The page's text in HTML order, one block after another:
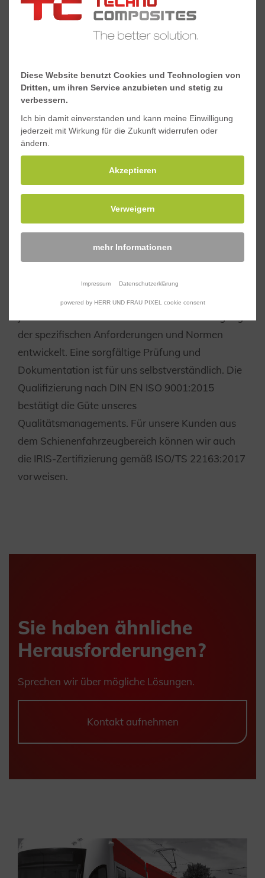
hochpräzise.
Zertifiziertes
Qualitätsmanagement
der spezifischen Anforderungen und Normen
entwickelt. Eine sorgfältige Prüfung und
Dokumentation ist für uns selbstverständlich. Die
Qualifizierung nach DIN EN ISO 9001:2015
bestätigt die Güte unseres
Qualitätsmanagements. Für unsere Kunden aus
dem Schienenfahrzeugbereich können wir auch
die IRIS-Zertifizierung gemäß ISO/TS 22163:2017
vorweisen.
Sie haben ähnliche
Herausforderungen?
Sprechen wir über mögliche Lösungen.
Kontakt aufnehmen
Diese Website benutzt Cookies und Technologien von
Dritten, um ihren Service anzubieten und stetig zu
verbessern.
Ich bin damit einverstanden und kann meine Einwilligung
jederzeit mit Wirkung für die Zukunft widerrufen oder
ändern.
Akzeptieren
Verweigern
mehr Informationen
Impressum Datenschutzerklärung
powered by HERR UND FRAU PIXEL cookie consent